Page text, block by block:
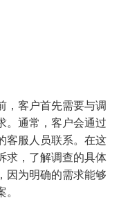
，客户首先需要与调
。通常，客户会通过
客服人员联系。在这
求，了解调查的具体
因为明确的需求能够